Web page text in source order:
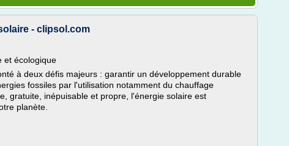
- clipsol.com
et écologique
à deux défis majeurs : garantir un développement durable
fossiles par l'utilisation notamment du chauffage
gratuite, inépuisable et propre, l'énergie solaire est
planète.